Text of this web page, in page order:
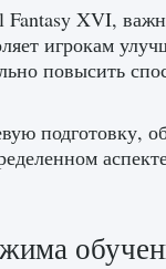
XVI,
игрокам
повысить
подготовку,